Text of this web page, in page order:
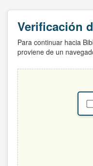
Verificación
Para continuar hacia
proviene de un